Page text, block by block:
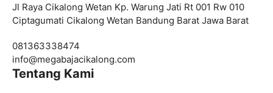
Jl Raya Cikalong Wetan Kp. Warung Jati Rt 001 Rw 010
Ciptagumati Cikalong Wetan Bandung Barat Jawa Barat
081363338474
info@megabajacikalong.com
Tentang Kami